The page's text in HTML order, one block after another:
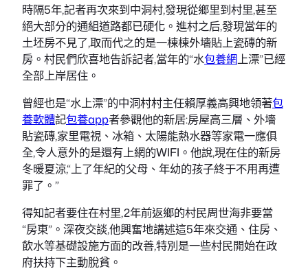
時隔5年,記者再次來到中洞村,發現從鄉里到村里,甚至
絕大部分的通組道路都已硬化。進村之后,發現當年的
土坯房不見了,取而代之的是一棟棟外墻貼上瓷磚的新
房。村民們欣喜地告訴記者,當年的“水包養網 上漂”已經
全部上岸居住。
曾經也是“水上漂”的中洞村村主任賴厚義高興地領著包
養軟體記包養app者參觀他的新居:房屋高三層、外墻
貼瓷磚,家里電視、冰箱、太陽能熱水器等家電一應俱
全,令人意外的是還有上網的WIFI。他說,現在住的新房
冬暖夏涼,“上了年紀的父母、年幼的孩子終于不用再遭
罪了。”
得知記者要住在村里,2年前返鄉的村民周世海非要當
“房東”。深夜交談,他興奮地講述這5年來交通、住房、
飲水等基礎設施方面的改善,特別是一些村民開始在政
府扶持下主動脫貧。